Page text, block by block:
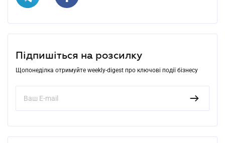
Підпишіться на розсилку
Щопонеділка отримуйте weekly-digest про ключові події бізнесу